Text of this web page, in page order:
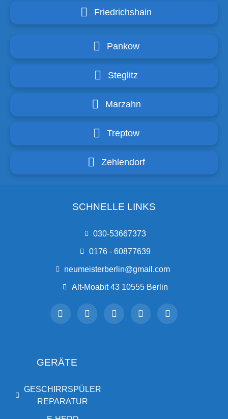
Friedrichshain
Pankow
Steglitz
Marzahn
Treptow
Zehlendorf
SCHNELLE LINKS
030-53667373
0176 - 60877639
neumeisterberlin@gmail.com
Alt-Moabit 43 10555 Berlin
GERÄTE
GESCHIRRSPÜLER
REPARATUR